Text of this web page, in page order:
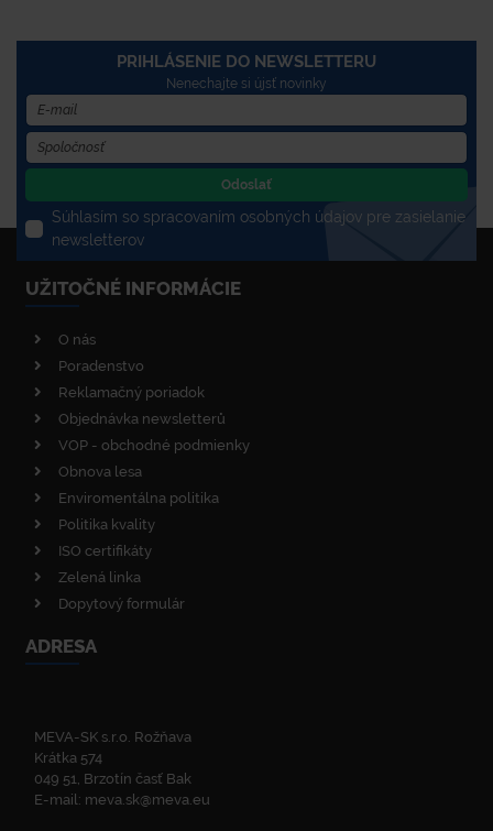
PRIHLÁSENIE DO NEWSLETTERU
Nenechajte si újsť novinky
Odoslať
Súhlasím so spracovaním osobných údajov pre zasielanie
newsletterov
UŽITOČNÉ INFORMÁCIE
O nás
Poradenstvo
Reklamačný poriadok
Objednávka newsletterů
VOP - obchodné podmienky
Obnova lesa
Enviromentálna politika
Politika kvality
ISO certifikáty
Zelená linka
Dopytový formulár
ADRESA
MEVA-SK s.r.o. Rožňava
Krátka 574
049 51, Brzotín časť Bak
E-mail: meva.sk@meva.eu